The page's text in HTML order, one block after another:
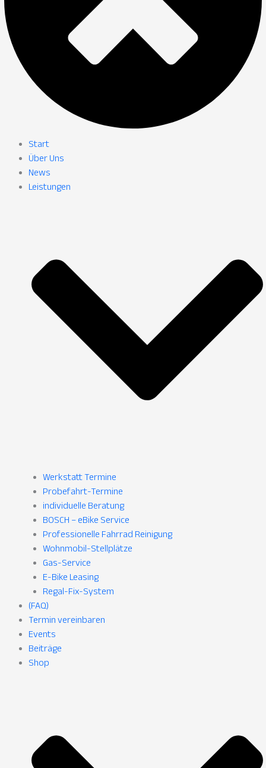
Start
Über Uns
News
Leistungen
Werkstatt Termine
Probefahrt-Termine
individuelle Beratung
BOSCH – eBike Service
Professionelle Fahrrad Reinigung
Wohnmobil-Stellplätze
Gas-Service
E-Bike Leasing
Regal-Fix-System
(FAQ)
Termin vereinbaren
Events
Beiträge
Shop